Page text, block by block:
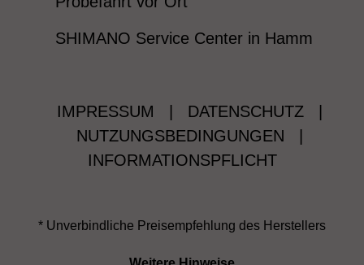
SHIMANO Service Center in Hamm
IMPRESSUM DATENSCHUTZ
NUTZUNGSBEDINGUNGEN
INFORMATIONSPFLICHT
* Unverbindliche Preisempfehlung des Herstellers